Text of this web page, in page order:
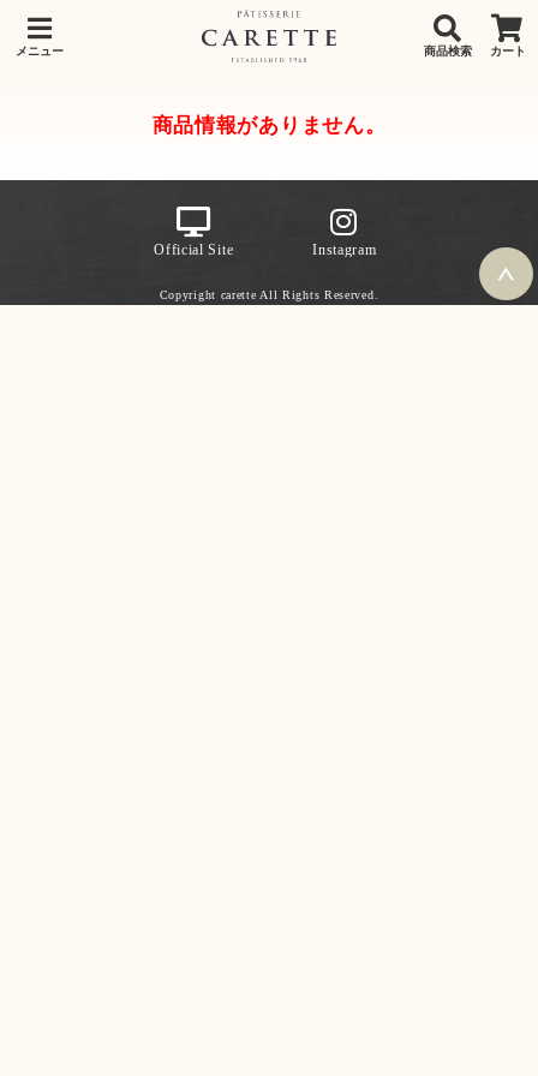
メニュー 商品検索 カート
商品情報がありません。
Official Site Instagram
Copyright carette All Rights Reserved.